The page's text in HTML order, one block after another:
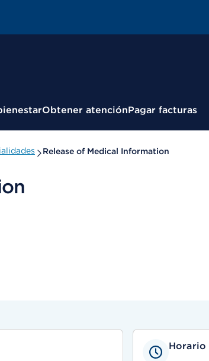
Obtener atenciónPagar facturas
Release of Medical Information
Horario